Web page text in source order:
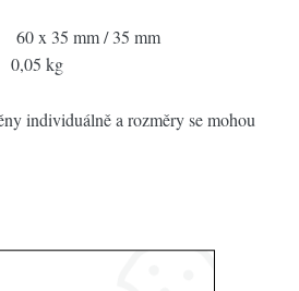
35 mm / 35 mm
kg
individuálně a rozměry se mohou